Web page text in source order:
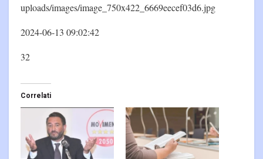
uploads/images/image_750x422_6669eecef03d6.jpg
2024-06-13 09:02:42
32
Correlati